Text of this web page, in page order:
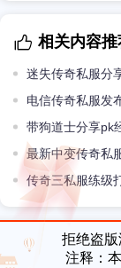
相关内容推
迷失传奇私服分
电信传奇私服发
里PK技能
带狗道士分享pk
最新中变传奇私
方法办法
传奇三私服练级
何处里
拒绝盗
注释：